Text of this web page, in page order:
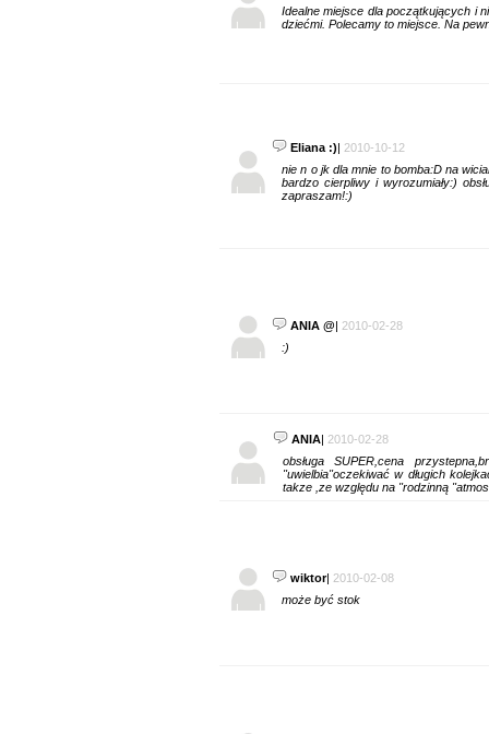
Idealne miejsce dla początkujących i
dziećmi. Polecamy to miejsce. Na
Eliana :)| 2010-10-12
nie n o jk dla mnie to bomba:D na
bardzo cierpliwy i wyrozumiały:)
zapraszam!:)
ANIA @| 2010-02-28
:)
ANIA| 2010-02-28
obsługa SUPER,cena
"uwielbia"oczekiwać w długich
takze ,ze względu na "rodzinną
wiktor| 2010-02-08
może być stok